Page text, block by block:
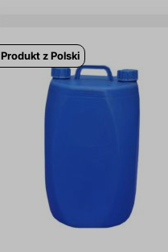
Produkt z Polski